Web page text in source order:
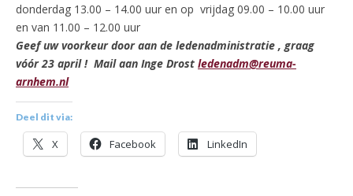
donderdag 13.00 – 14.00 uur en op vrijdag 09.00 – 10.00 uur
en van 11.00 – 12.00 uur
Geef uw voorkeur door aan de ledenadministratie , graag
vóór 23 april ! Mail aan Inge Drost ledenadm@reuma-
arnhem.nl
Deel dit via:
X Facebook LinkedIn